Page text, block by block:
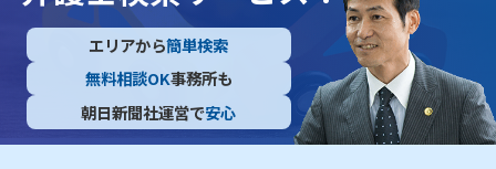
エリアから簡単検索
無料相談OK事務所も
朝日新聞社運営で安心